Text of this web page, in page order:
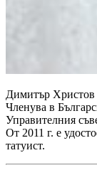
Димитър Христов
Членува в
Управителния
От 2011 г. е
татуист.